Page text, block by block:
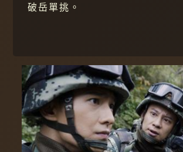
破岳單挑。